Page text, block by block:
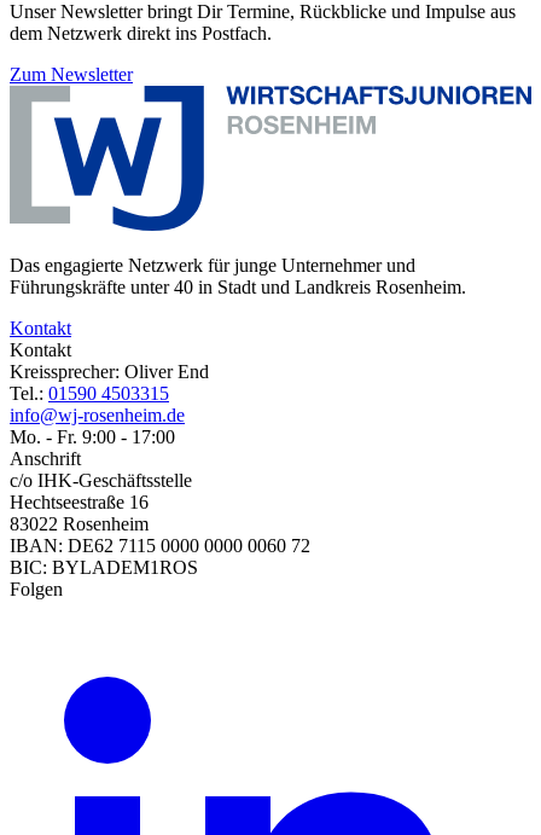
Unser Newsletter bringt Dir Termine, Rückblicke und Impulse aus
dem Netzwerk direkt ins Postfach.
Zum Newsletter
Das engagierte Netzwerk für junge Unternehmer und
Führungskräfte unter 40 in Stadt und Landkreis Rosenheim.
Kontakt
Kontakt
Kreissprecher: Oliver End
Tel.: 01590 4503315
info@wj-rosenheim.de
Mo. - Fr. 9:00 - 17:00
Anschrift
c/o IHK-Geschäftsstelle
Hechtseestraße 16
83022 Rosenheim
IBAN: DE62 7115 0000 0000 0060 72
BIC: BYLADEM1ROS
Folgen